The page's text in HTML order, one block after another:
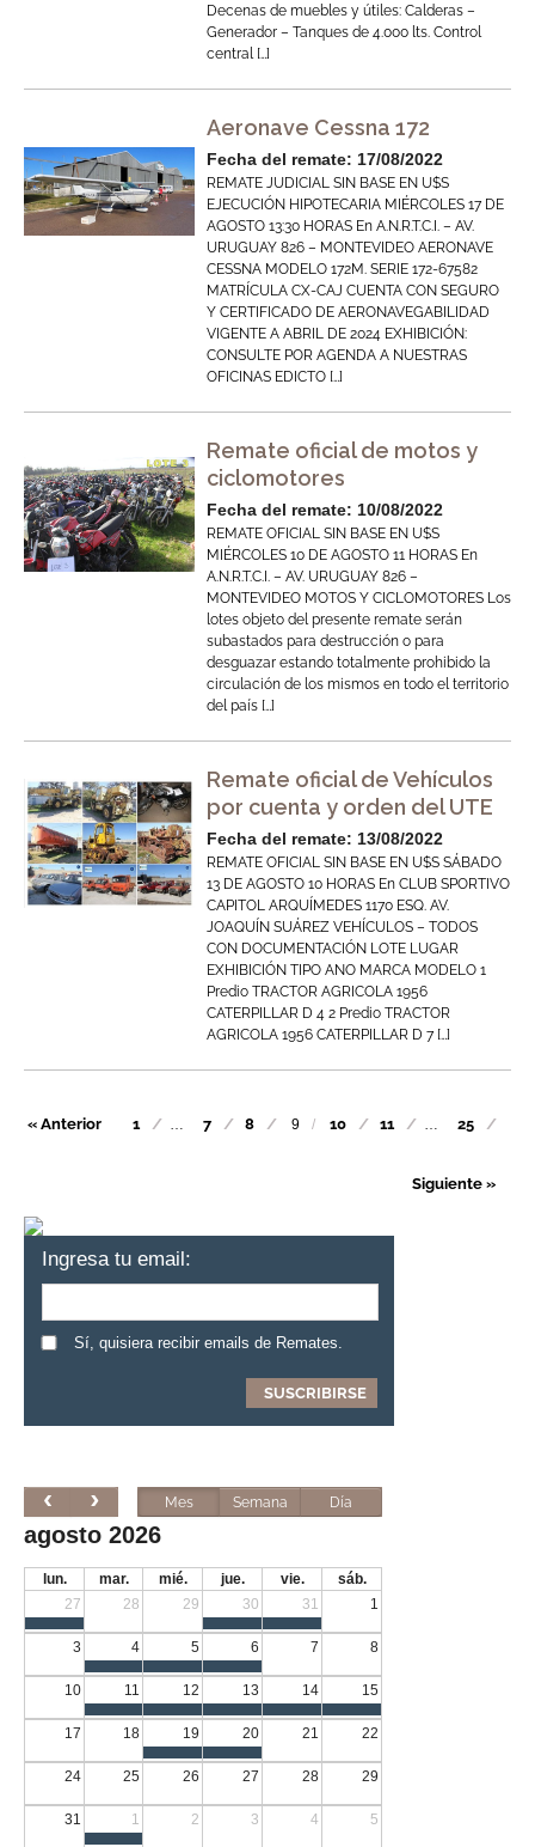
Decenas de muebles y útiles: Calderas –
Generador – Tanques de 4.000 lts. Control
central […]
Aeronave Cessna 172
Fecha del remate: 17/08/2022
REMATE JUDICIAL SIN BASE EN U$S
EJECUCIÓN HIPOTECARIA MIÉRCOLES 17 DE
AGOSTO 13:30 HORAS En A.N.R.T.C.I. – AV.
URUGUAY 826 – MONTEVIDEO AERONAVE
CESSNA MODELO 172M. SERIE 172-67582
MATRÍCULA CX-CAJ CUENTA CON SEGURO
Y CERTIFICADO DE AERONAVEGABILIDAD
VIGENTE A ABRIL DE 2024 EXHIBICIÓN:
CONSULTE POR AGENDA A NUESTRAS
OFICINAS EDICTO […]
Remate oficial de motos y
ciclomotores
Fecha del remate: 10/08/2022
REMATE OFICIAL SIN BASE EN U$S
MIÉRCOLES 10 DE AGOSTO 11 HORAS En
A.N.R.T.C.I. – AV. URUGUAY 826 –
MONTEVIDEO MOTOS Y CICLOMOTORES Los
lotes objeto del presente remate serán
subastados para destrucción o para
desguazar estando totalmente prohibido la
circulación de los mismos en todo el territorio
del país […]
Remate oficial de Vehículos
por cuenta y orden del UTE
Fecha del remate: 13/08/2022
REMATE OFICIAL SIN BASE EN U$S SÁBADO
13 DE AGOSTO 10 HORAS En CLUB SPORTIVO
CAPITOL ARQUÍMEDES 1170 ESQ. AV.
JOAQUÍN SUÁREZ VEHÍCULOS – TODOS
CON DOCUMENTACIÓN LOTE LUGAR
EXHIBICIÓN TIPO ANO MARCA MODELO 1
Predio TRACTOR AGRICOLA 1956
CATERPILLAR D 4 2 Predio TRACTOR
AGRICOLA 1956 CATERPILLAR D 7 […]
« Anterior 1 … 7 8 9 10 11 … 25
Siguiente »
Ingresa tu email:
Sí, quisiera recibir emails de Remates.
Mes Semana Día
agosto 2026
lun. mar. mié. jue. vie.
sáb.
27
28 29 30 31 1
3 4 5 6 7 8
10 11 12 13 14 15
17 18 19 20 21 22
24 25 26 27 28 29
31 1 2 3 4 5